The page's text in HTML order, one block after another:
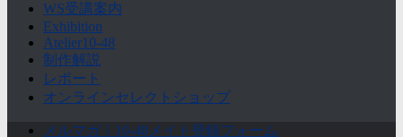
WS受講案内
Exhibition
Atelier10-48
制作解説
レポート
オンラインセレクトショップ
メルマガ｜10-48メイト登録フォーム